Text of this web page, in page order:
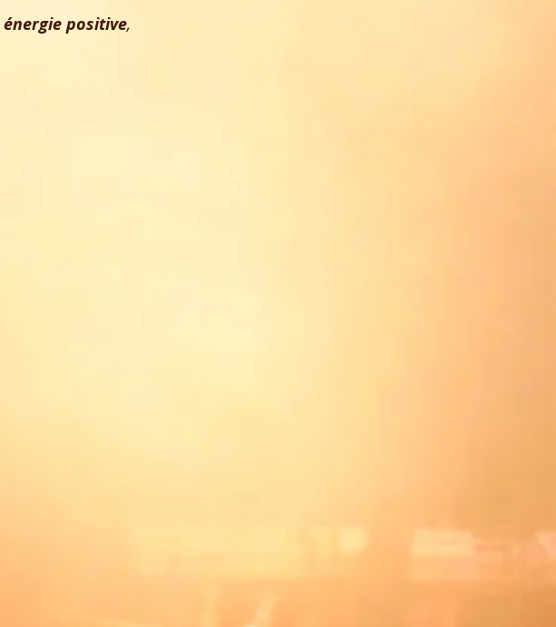
énergie positive,